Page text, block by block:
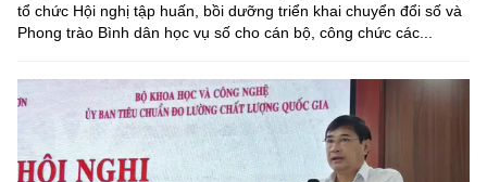
tổ chức Hội nghị tập huấn, bồi dưỡng triển khai chuyển đổi số và
Phong trào Bình dân học vụ số cho cán bộ, công chức các...